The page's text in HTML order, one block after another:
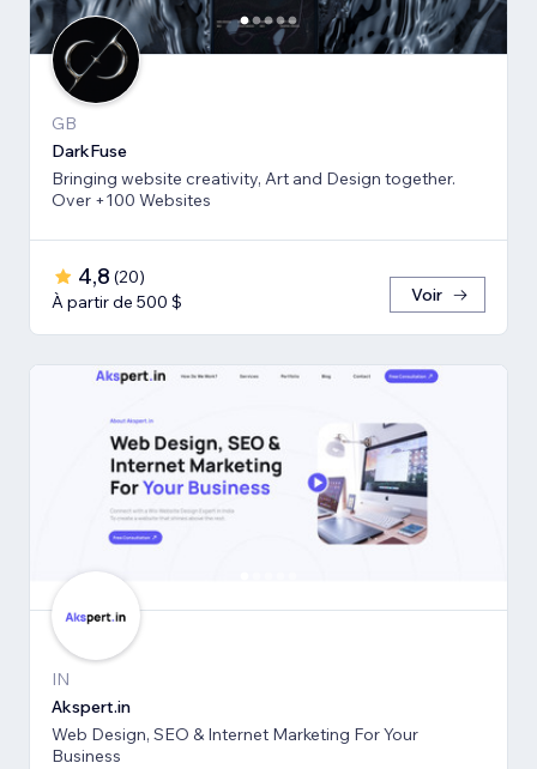
GB
DarkFuse
Bringing website creativity, Art and Design together.
Over +100 Websites
4,8 (20)
À partir de 500 $
Voir
IN
Akspert.in
Web Design, SEO & Internet Marketing For Your
Business